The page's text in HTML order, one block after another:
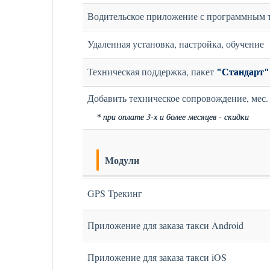
Водительское приложение с программным
Удаленная установка, настройка, обучение
Техническая поддержка, пакет "Стандарт"
Добавить техническое сопровождение, мес.
* при оплате 3-х и более месяцев - скидки
Модули
GPS Трекинг
Приложение для заказа такси Android
Приложение для заказа такси iOS